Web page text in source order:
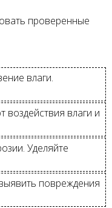
проверенные
влаги.
влаги и
Уделяйте
повреждения